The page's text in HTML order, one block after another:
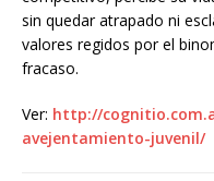
sin quedar atrapado ni
valores regidos por el
fracaso.
Ver: http://
avejentamiento-juvenil/